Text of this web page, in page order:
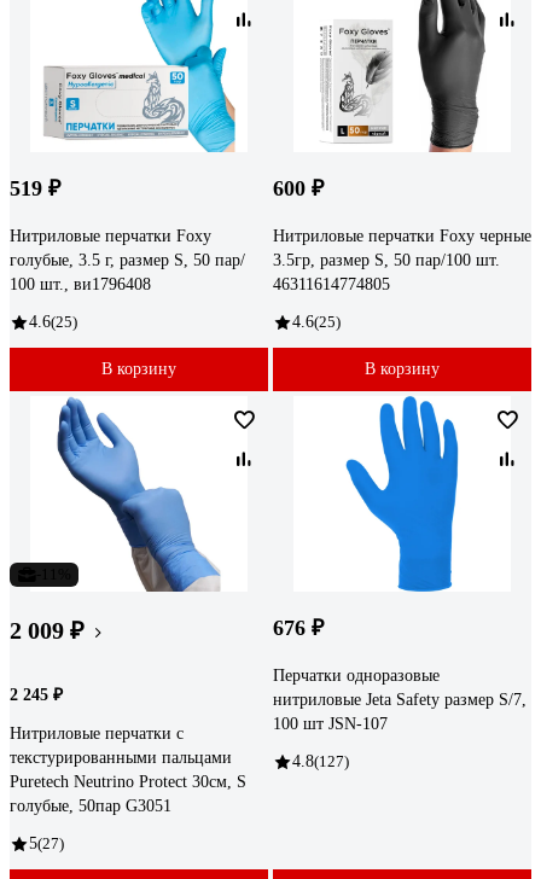
519 ₽
Нитриловые перчатки Foxy
голубые, 3.5 г, размер S, 50 пар/
100 шт., ви1796408
4.6(25)
В корзину
600 ₽
Нитриловые перчатки Foxy черные
3.5гр, размер S, 50 пар/100 шт.
46311614774805
4.6(25)
В корзину
2 009 ₽
2 245 ₽
Нитриловые перчатки c
текстурированными пальцами
Puretech Neutrino Protect 30см, S
голубые, 50пар G3051
5(27)
676 ₽
Перчатки одноразовые
нитриловые Jeta Safety размер S/7,
100 шт JSN-107
4.8(127)